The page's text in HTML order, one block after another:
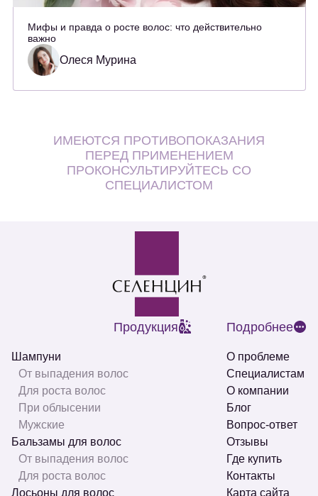
Мифы и правда о росте волос: что действительно
важно
Олеся Мурина
ИМЕЮТСЯ ПРОТИВОПОКАЗАНИЯ
ПЕРЕД ПРИМЕНЕНИЕМ
ПРОКОНСУЛЬТИРУЙТЕСЬ СО
СПЕЦИАЛИСТОМ
Продукция
Шампуни
От выпадения волос
Для роста волос
При облысении
Мужские
Бальзамы для волос
От выпадения волос
Для роста волос
Лосьоны для волос
Подробнее
О проблеме
Специалистам
О компании
Блог
Вопрос-ответ
Отзывы
Где купить
Контакты
Карта сайта